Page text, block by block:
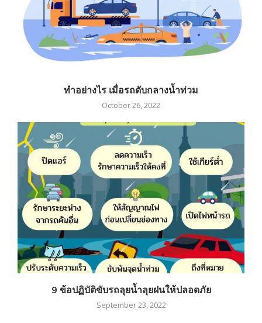
ทำอย่างไร เมื่อรถดับกลางน้ำท่วม
October 26, 2022
9 ข้อปฏิบัติขับรถลุยน้ำลุยฝนให้ปลอดภัย
September 23, 2022